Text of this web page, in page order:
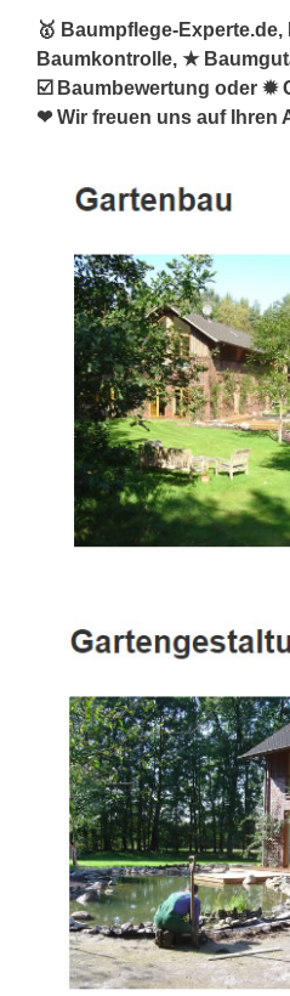
🥇 Baumpflege-
Baumkontrolle, ★
☑️ Baumbewertung oder ✹
❤ Wir freuen uns auf Ihren